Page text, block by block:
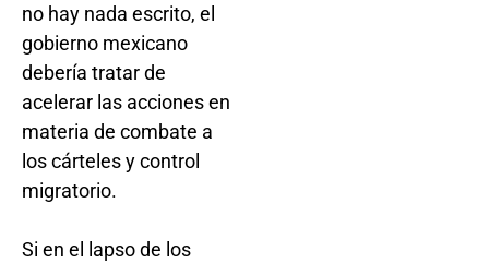
no hay nada escrito, el
gobierno mexicano
debería tratar de
acelerar las acciones en
materia de combate a
los cárteles y control
migratorio.
Si en el lapso de los